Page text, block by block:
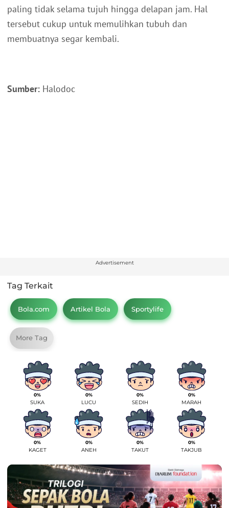
paling tidak selama tujuh hingga delapan jam. Hal
tersebut cukup untuk memulihkan tubuh dan
membuatnya segar kembali.
Sumber: Halodoc
Advertisement
Tag Terkait
Bola.com Artikel Bola Sportylife
More Tag
0%
SUKA
0%
LUCU
0%
SEDIH
0%
MARAH
0%
KAGET
0%
ANEH
0%
TAKUT
0%
TAKJUB